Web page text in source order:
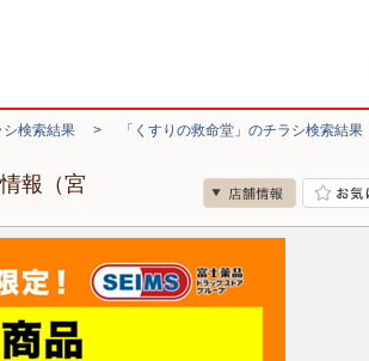
シ検索結果 > 「くすりの救命堂」のチラシ検索結果
報（宮